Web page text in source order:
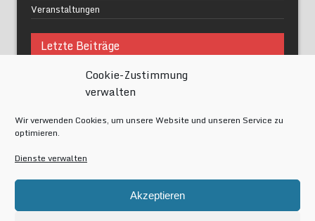
Cookie-Zustimmung
verwalten
Wir verwenden Cookies, um unsere Website und unseren Service zu
optimieren.
Dienste verwalten
Akzeptieren
Veranstaltungen
Letzte Beiträge
Was macht urbane Lebensqualität wirklich aus?
Grüne Oasen in Berlin
Festival of Lights Berlin 2024
Gesund schlafen im modernen Alltag